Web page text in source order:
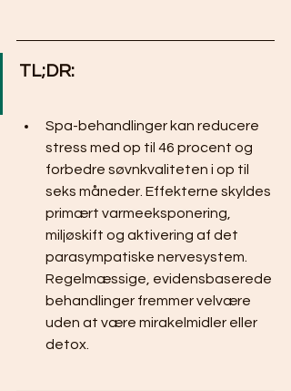
TL;DR:
Spa-behandlinger kan reducere
stress med op til 46 procent og
forbedre søvnkvaliteten i op til
seks måneder. Effekterne skyldes
primært varmeeksponering,
miljøskift og aktivering af det
parasympatiske nervesystem.
Regelmæssige, evidensbaserede
behandlinger fremmer velvære
uden at være mirakelmidler eller
detox.